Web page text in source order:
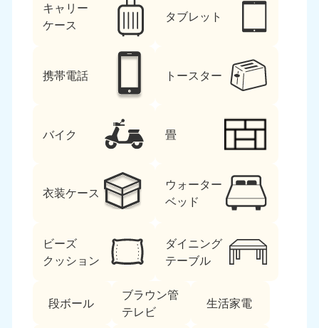
キャリー
ケース
タブレット
携帯電話 トースター
バイク 畳
衣装ケース
ウォーター
ベッド
ビーズ
クッション
ダイニング
テーブル
段ボール
ブラウン管
テレビ
生活家電